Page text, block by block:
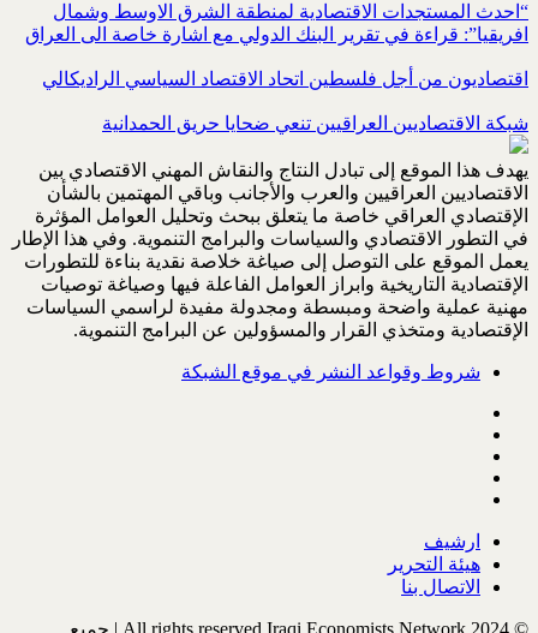
“احدث المستجدات الاقتصادية لمنطقة الشرق الاوسط وشمال
افريقيا”: قراءة في تقرير البنك الدولي مع اشارة خاصة الى العراق
اقتصاديون من أجل فلسطين اتحاد الاقتصاد السياسي الراديكالي
شبكة الاقتصاديين العراقيين تنعي ضحايا حريق الحمدانية
يهدف هذا الموقع إلى تبادل النتاج والنقاش المهني الاقتصادي بين
الاقتصاديين العراقيين والعرب والأجانب وباقي المهتمين بالشأن
الإقتصادي العراقي خاصة ما يتعلق ببحث وتحليل العوامل المؤثرة
في التطور الاقتصادي والسياسات والبرامج التنموية. وفي هذا الإطار
يعمل الموقع على التوصل إلى صياغة خلاصة نقدية بناءة للتطورات
الإقتصادية التاريخية وابراز العوامل الفاعلة فيها وصياغة توصيات
مهنية عملية واضحة ومبسطة ومجدولة مفيدة لراسمي السياسات
الإقتصادية ومتخذي القرار والمسؤولين عن البرامج التنموية.
شروط وقواعد النشر في موقع الشبكة
ارشيف
هيئة التحرير
الاتصال بنا